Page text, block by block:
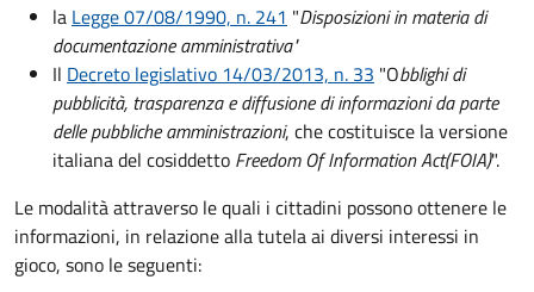
la Legge 07/08/1990, n. 241 "Disposizioni in materia di
documentazione amministrativa"
Il Decreto legislativo 14/03/2013, n. 33 "Obblighi di
pubblicità, trasparenza e diffusione di informazioni da parte
delle pubbliche amministrazioni, che costituisce la versione
italiana del cosiddetto Freedom Of Information Act(FOIA)".
Le modalità attraverso le quali i cittadini possono ottenere le
informazioni, in relazione alla tutela ai diversi interessi in
gioco, sono le seguenti: